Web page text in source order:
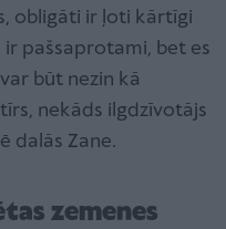
obligāti ir ļoti kārtīgi
ir pašsaprotami, bet es
būt nezin kā
nekāds ilgdzīvotājs
dalās Zane.
zemenes